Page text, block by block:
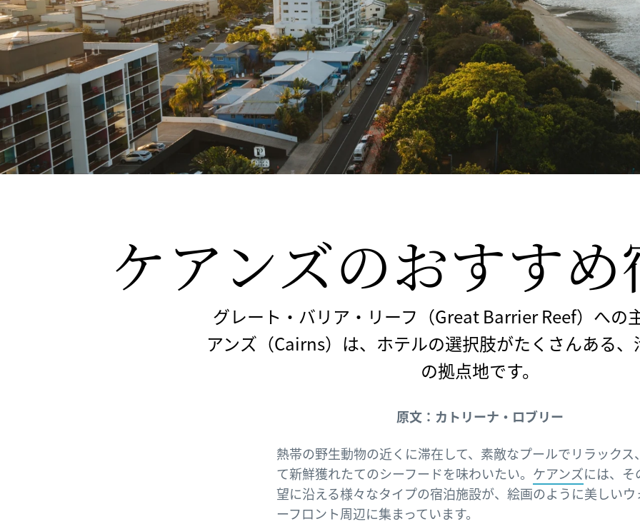
ケアンズのおすす
グレート・バリア・リーフ（Great Barrier Reef）への
アンズ（Cairns）は、ホテルの選択肢がたくさんある
の拠点地です。
原文：カトリーナ・ロブリー
熱帯の野生動物の近くに滞在して、素敵なプールでリラックス
て新鮮獲れたてのシーフードを味わいたい。 ケアンズには、そ
望に沿える様々なタイプの宿泊施設が、絵画のように美しいウ
ーフロント周辺に集まっています。